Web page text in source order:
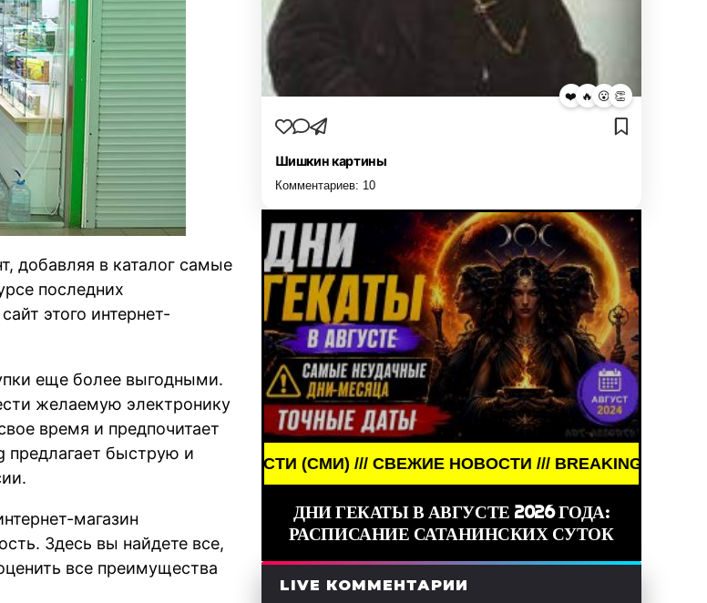
добавляя в каталог самые
последних
этого интернет-
еще более выгодными.
желаемую электронику
время и предпочитает
предлагает быструю и
магазин
Здесь вы найдете все,
все преимущества
❤️ 🔥 😮 👏
Шишкин картины
Комментариев: 10
NEWS /// НОВОСТИ (СМИ) /// СВЕЖИЕ НОВОСТИ /// BREAKING NEWS ///
ДНИ ГЕКАТЫ В АВГУСТЕ 2026 ГОДА:
РАСПИСАНИЕ САТАНИНСКИХ СУТОК
LIVE КОММЕНТАРИИ